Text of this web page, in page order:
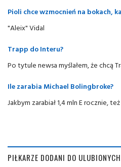
Pioli chce wzmocnień na bokach,
"Aleix" Vidal
Trapp do Interu?
Po tytule newsa myślałem, że chcą
Ile zarabia Michael Bolingbroke?
Jakbym zarabiał 1,4 mln E rocznie,
PIŁKARZE DODANI DO ULUBIONYCH